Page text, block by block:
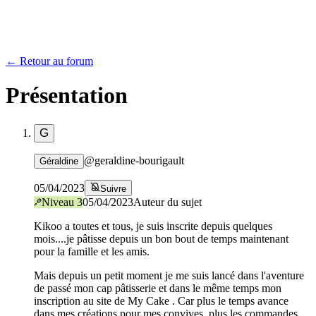
← Retour au forum
Présentation
G
Géraldine @geraldine-bourigault
05/04/2023 Suivre
Niveau 305/04/2023Auteur du sujet
Kikoo a toutes et tous, je suis inscrite depuis quelques
mois....je pâtisse depuis un bon bout de temps maintenant
pour la famille et les amis.
Mais depuis un petit moment je me suis lancé dans l'aventure
de passé mon cap pâtisserie et dans le même temps mon
inscription au site de My Cake . Car plus le temps avance
dans mes créations pour mes convives, plus les commandes